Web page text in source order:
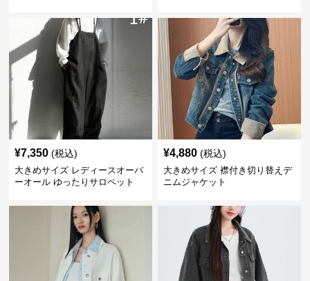
¥7,350 (税込)
大きめサイズ レディースオーバ
ーオール ゆったりサロペット
¥4,880 (税込)
大きめサイズ 襟付き切り替えデ
ニムジャケット